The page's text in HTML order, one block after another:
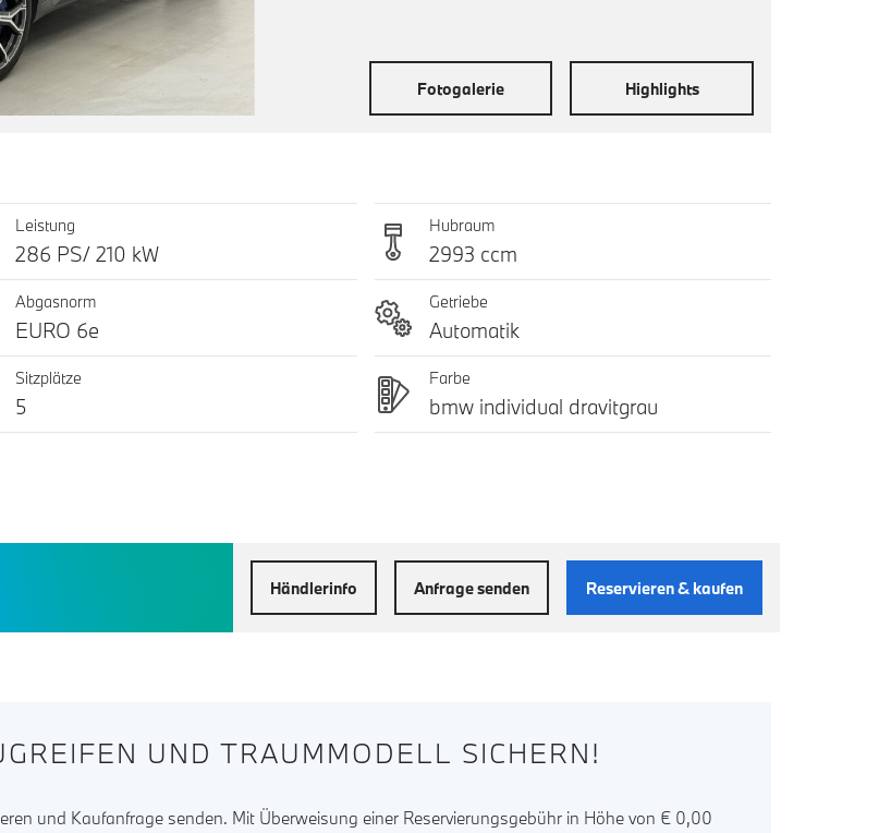
Fotogalerie Highlights
Leistung
286 PS/ 210 kW
Hubraum
2993 ccm
Abgasnorm
EURO 6e
Getriebe
Automatik
Sitzplätze
5
Farbe
bmw individual dravitgrau
Händlerinfo Anfrage senden Reservieren & kaufen
UND TRAUMMODELL SICHERN!
und Kaufanfrage senden. Mit Überweisung einer Reservierungsgebühr in Höhe von € 0,00